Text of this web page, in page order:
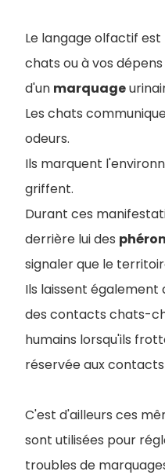
Le langage olfactif
chats ou à vos
d'un marquage
Les chats
odeurs.
Ils marquent
griffent.
Durant ces
derrière lui des
signaler que le
Ils laissent également
des contacts chats-
humains lorsqu'ils
réservée aux
C'est d'ailleurs ces
sont utilisées pour
troubles de